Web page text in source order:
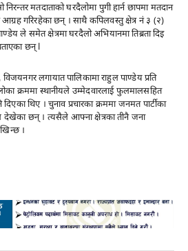
मतदाताको घरदैलोमा पुगी हार्न छापमा मतदान
गरिरहेका छन् । साथै कपिलवस्तु क्षेत्र नं ३ (२)
ले समेत क्षेत्रमा घरदैलो अभियानमा तिब्रता दिइ
छन् l
लगायात पालिकामा राहुल पाण्डेय प्रति
क्रममा स्थानीयले उम्मेदवारलाई फुलमालसहित
थिए । चुनाव प्रचारका क्रममा जनमत पार्टीका
देखेका छन् । त्यसैले आफ्ना क्षेत्रका तीनै जना
।